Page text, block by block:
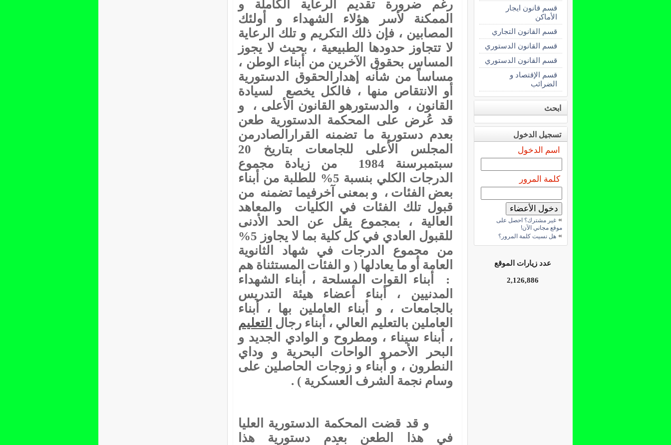
رغم ضرورة تقديم الرعاية الكاملة و
الممكنة لأسر هؤلاء الشهداء و أولئك
المصابين ، فإن ذلك التكريم و تلك الرعاية
لا تتجاوز حدودها الطبيعية ، بحيث لا يجوز
المساس بحقوق الآخرين من أبناء الوطن ،
مساساً من شأنه إهدارالحقوق الدستورية
أو الانتقاص منها ، فالكل يخصع لسيادة
القانون ، والدستورهو القانون الأعلى ، و
قد عُرض على المحكمة الدستورية طعن
بعدم دستورية ما تضمنه القرارالصادرمن
المجلس الأعلى للجامعات بتاريخ 20
سبتمبرسنة 1984 من زيادة مجموع
الدرجات الكلي بنسبة 5% للطلبة من أبناء
بعض الفئات ، و بمعنى آخرفيما تضمنه من
قبول تلك الفئات في الكليات والمعاهد
العالية ، بمجموع يقل عن الحد الأدنى
للقبول العادي في كل كلية بما لا يجاوز 5%
من مجموع الدرجات في شهاد الثانوية
العامة أو ما يعادلها ( و الفئات المستثناة هم
: أبناء القوات المسلحة ، أبناء الشهداء
المدنيين ، أبناء أعضاء هيئة التدريس
بالجامعات ، و أبناء العاملين بها ، أبناء
العاملين بالتعليم العالي ، أبناء رجال التعليم
، أبناء سيناء ، ومطروح و الوادي الجديد و
البحر الأحمرو الواحات البحرية و وداي
النطرون ، و أبناء و زوجات الحاصلين على
وسام نجمة الشرف العسكرية ) .
و قد قضت المحكمة الدستورية العليا
في هذا الطعن بعدم دستورية هذا
قسم قانون ايجار
الأماكن
قسم القانون التجاري
قسم القانون الدستوري
قسم القانون الدستوري
قسم الإقتصاد و
الضرائب
ابحث
تسجيل الدخول
اسم الدخول
كلمة المرور
» غير مشترك؟ احصل على
موقع مجاني الآن!
» هل نسيت كلمة المرور؟
عدد زيارات الموقع
2,126,886